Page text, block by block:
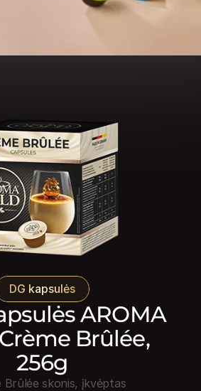
DG kapsulės
AROMA
Brûlée,
256g
Brûlée skonis, įkvėptas